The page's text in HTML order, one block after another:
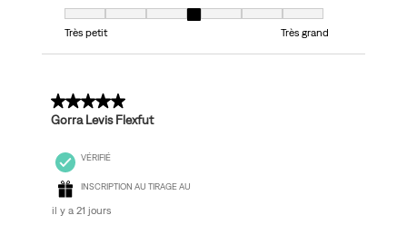
Taille, 4 sur 7, où 1 est égal à Très petit et 7 est égal à Très grand
Très petit
Très grand
5 sur 5 étoiles.
Gorra Levis Flexfut
VÉRIFIÉ
INSCRIPTION AU TIRAGE AU
il y a 21 jours